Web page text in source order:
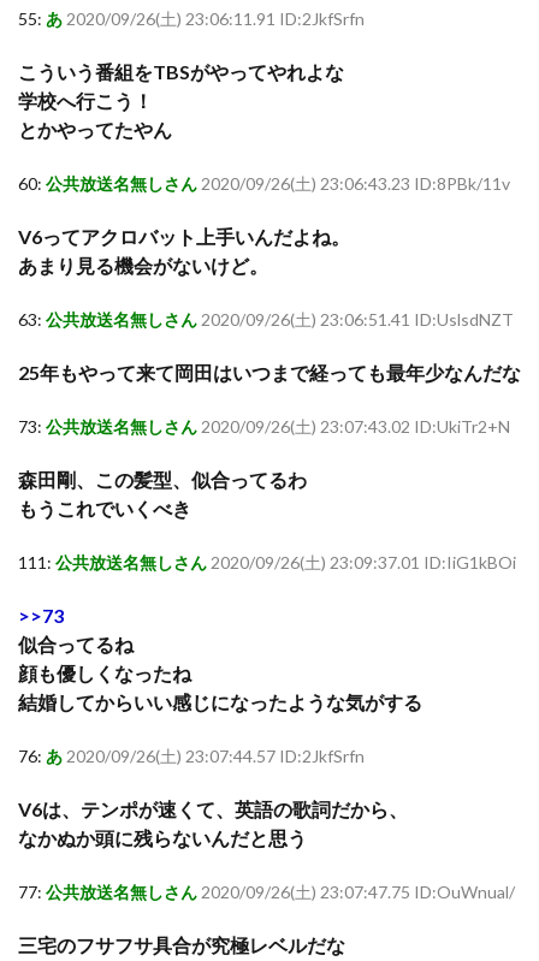
55: あ2020/09/26(土) 23:06:11.91 ID:2JkfSrfn
こういう番組をTBSがやってやれよな
学校へ行こう！
とかやってたやん
60: 公共放送名無しさん2020/09/26(土) 23:06:43.23 ID:8PBk/11v
V6ってアクロバット上手いんだよね。
あまり見る機会がないけど。
63: 公共放送名無しさん2020/09/26(土) 23:06:51.41 ID:UslsdNZT
25年もやって来て岡田はいつまで経っても最年少なんだな
73: 公共放送名無しさん2020/09/26(土) 23:07:43.02 ID:UkiTr2+N
森田剛、この髪型、似合ってるわ
もうこれでいくべき
111: 公共放送名無しさん2020/09/26(土) 23:09:37.01 ID:IiG1kBOi
>>73
似合ってるね
顔も優しくなったね
結婚してからいい感じになったような気がする
76: あ2020/09/26(土) 23:07:44.57 ID:2JkfSrfn
V6は、テンポが速くて、英語の歌詞だから、
なかぬか頭に残らないんだと思う
77: 公共放送名無しさん2020/09/26(土) 23:07:47.75 ID:OuWnual/
三宅のフサフサ具合が究極レベルだな